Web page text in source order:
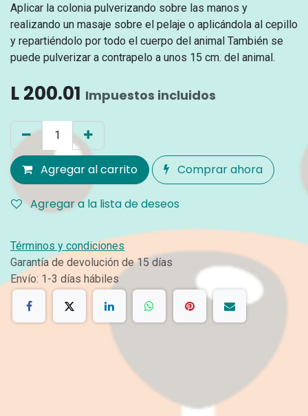
Aplicar la colonia pulverizando sobre las manos y
realizando un masaje sobre el pelaje o aplicándola al cepillo
y repartiéndolo por todo el cuerpo del animal También se
puede pulverizar a contrapelo a unos 15 cm. del animal.
L200.01 Impuestos incluidos
Agregar al carrito Comprar ahora
Agregar a la lista de deseos
Términos y condiciones
Garantía de devolución de 15 días
Envío: 1-3 días hábiles